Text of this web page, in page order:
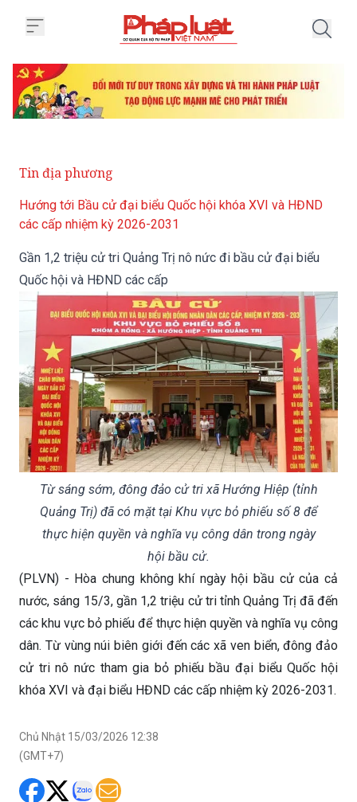
Tin địa phương
Hướng tới Bầu cử đại biểu Quốc hội khóa XVI và HĐND
các cấp nhiệm kỳ 2026-2031
Gần 1,2 triệu cử tri Quảng Trị nô nức đi bầu cử đại biểu
Quốc hội và HĐND các cấp
Từ sáng sớm, đông đảo cử tri xã Hướng Hiệp (tỉnh
Quảng Trị) đã có mặt tại Khu vực bỏ phiếu số 8 để
thực hiện quyền và nghĩa vụ công dân trong ngày
hội bầu cử.
(PLVN) - Hòa chung không khí ngày hội bầu cử của cả
nước, sáng 15/3, gần 1,2 triệu cử tri tỉnh Quảng Trị đã đến
các khu vực bỏ phiếu để thực hiện quyền và nghĩa vụ công
dân. Từ vùng núi biên giới đến các xã ven biển, đông đảo
cử tri nô nức tham gia bỏ phiếu bầu đại biểu Quốc hội
khóa XVI và đại biểu HĐND các cấp nhiệm kỳ 2026-2031.
Chủ Nhật 15/03/2026 12:38
(GMT+7)